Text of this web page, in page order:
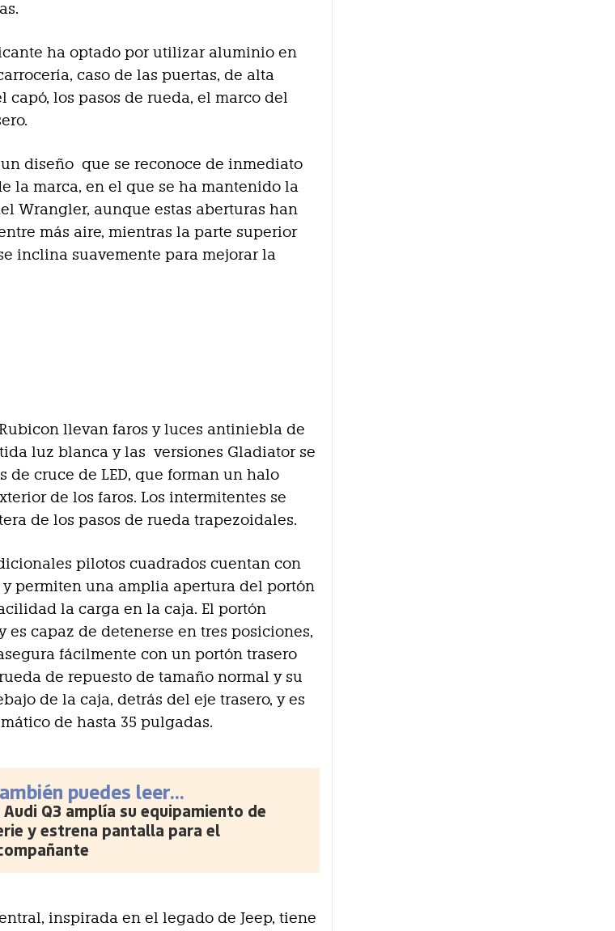
ha optado por utilizar aluminio en
caso de las puertas, de alta
capó, los pasos de rueda, el marco del
diseño que se reconoce de inmediato
la marca, en el que se ha mantenido la
Wrangler, aunque estas aberturas han
más aire, mientras la parte superior
inclina suavemente para mejorar la
llevan faros y luces antiniebla de
luz blanca y las versiones Gladiator se
cruce de LED, que forman un halo
de los faros. Los intermitentes se
de los pasos de rueda trapezoidales.
pilotos cuadrados cuentan con
permiten una amplia apertura del portón
la carga en la caja. El portón
es capaz de detenerse en tres posiciones,
fácilmente con un portón trasero
de repuesto de tamaño normal y su
de la caja, detrás del eje trasero, y es
de hasta 35 pulgadas.
puedes leer...
Audi Q3 amplía su equipamiento de
y estrena pantalla para el
inspirada en el legado de Jeep, tiene